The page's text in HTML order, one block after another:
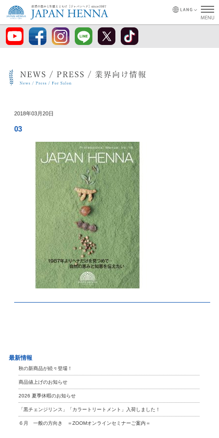
2018年03月20日
03
最新情報
秋の新商品が続々登場！
商品値上げのお知らせ
2026 夏季休暇のお知らせ
「黒チェンジリンス」「カラートリートメント」入荷しました！
６月 一般の方向き ＝ZOOMオンラインセミナーご案内＝